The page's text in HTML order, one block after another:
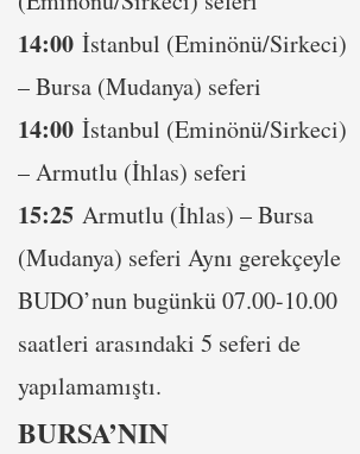
14:00 İstanbul (Eminönü/Sirkeci)
– Bursa (Mudanya) seferi
14:00 İstanbul (Eminönü/Sirkeci)
– Armutlu (İhlas) seferi
15:25 Armutlu (İhlas) – Bursa
(Mudanya) seferi Aynı gerekçeyle
BUDO’nun bugünkü 07.00-10.00
saatleri arasındaki 5 seferi de
yapılamamıştı.
BURSA’NIN